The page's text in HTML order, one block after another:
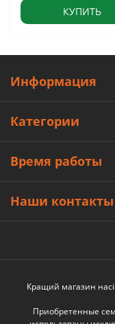
КУПИТЬ
Информация
Категории
Время работы
Наши контакты
Кращий магазин
Приобретенные